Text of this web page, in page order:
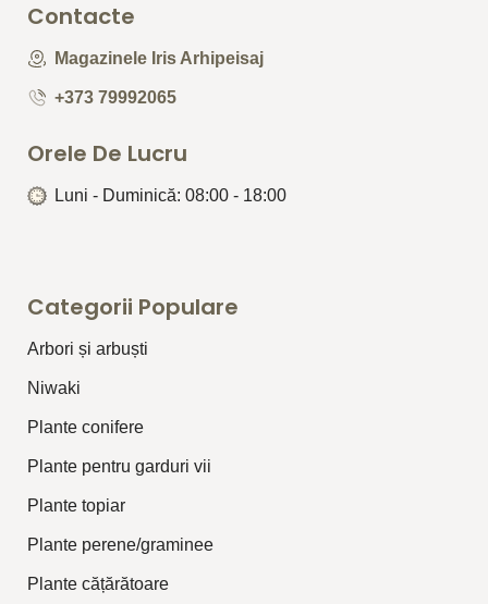
Contacte
Magazinele Iris Arhipeisaj
+373 79992065
Orele De Lucru
Luni - Duminică: 08:00 - 18:00
Categorii Populare
Arbori și arbuști
⁠Niwaki
Plante conifere
Plante pentru garduri vii
Plante topiar
Plante perene/graminee
Plante cățărătoare